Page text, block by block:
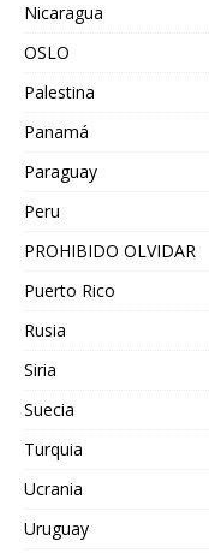
Nicaragua
OSLO
Palestina
Panamá
Paraguay
Peru
PROHIBIDO OLVIDAR
Puerto Rico
Rusia
Siria
Suecia
Turquia
Ucrania
Uruguay